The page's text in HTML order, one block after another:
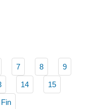
7 8 9
14 15
Fin